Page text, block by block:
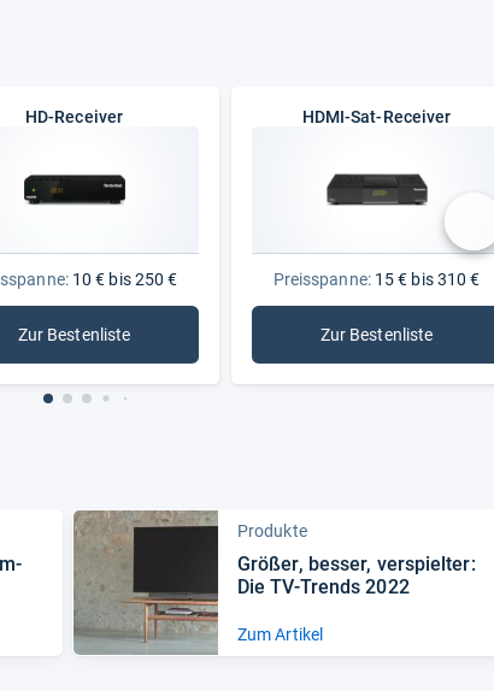
HD-Receiver
10 € bis 250 €
Zur Bestenliste
: HD-Receiver
HDMI-Sat-Receiver
Preisspanne:15 € bis 310 €
Zur Bestenliste
: HDMI-Sat-
Produkte
Grö­ßer, bes­ser, ver­spiel­ter:
Die TV-​Trends 2022
Zum Artikel